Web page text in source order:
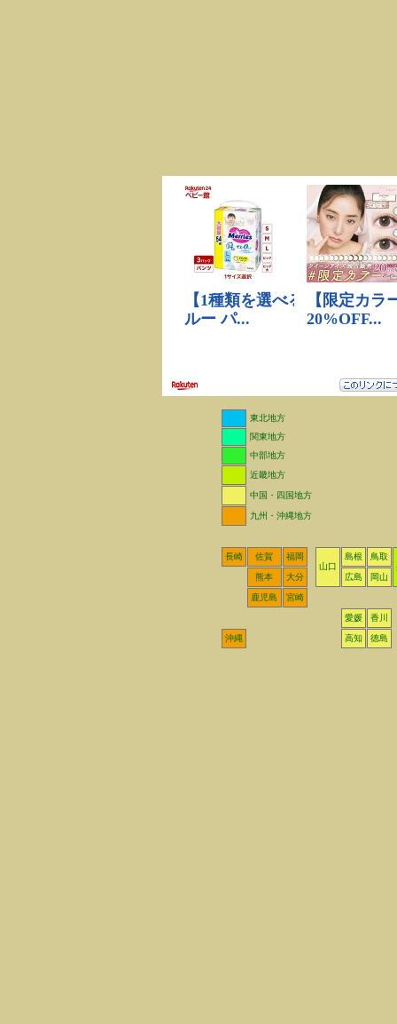
東北地方
関東地方
中部地方
近畿地方
中国・四国地方
九州・沖縄地方
長崎 佐賀
福岡
山口
島根
鳥取
熊本
大分 広島 岡山
鹿児島 宮崎
愛媛 香川
沖縄 高知 徳島